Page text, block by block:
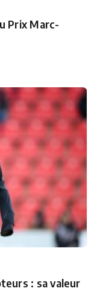
Prix Marc-
: sa valeur